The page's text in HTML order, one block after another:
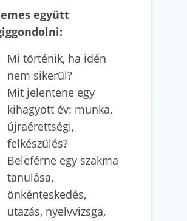
együtt
Mi történik, ha idén
nem sikerül?
Mit jelentene egy
kihagyott év: munka,
újraérettségi,
felkészülés?
Beleférne egy szakma
tanulása,
önkénteskedés,
utazás, nyelvvizsga,